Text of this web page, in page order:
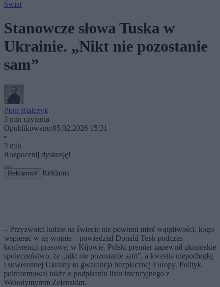
Świat
Stanowcze słowa Tuska w
Ukrainie. „Nikt nie pozostanie
sam”
Piotr Białczyk
3 min czytania
Opublikowano:05.02.2026 15:31
•
3 min
Rozpocznij dyskusję!
Reklama ✕ Reklama
– Przyzwoici ludzie na świecie nie powinni mieć wątpliwości, kogo
wspierać w tej wojnie – powiedział Donald Tusk podczas
konferencji prasowej w Kijowie. Polski premier zapewnił ukraińskie
społeczeństwo, że „nikt nie pozostanie sam”, a kwestia niepodległej
i suwerennej Ukrainy to gwarancja bezpiecznej Europy. Polityk
poinformował także o podpisaniu listu intencyjnego z
Wołodymyrem Zełenskim.